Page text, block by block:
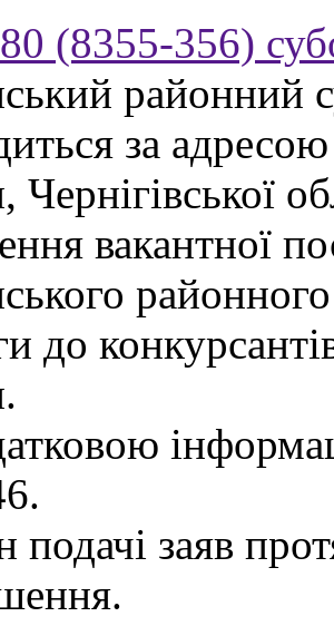
(8355-356)
районний
за
Чернігівської
вакантної
до
подачі заяв